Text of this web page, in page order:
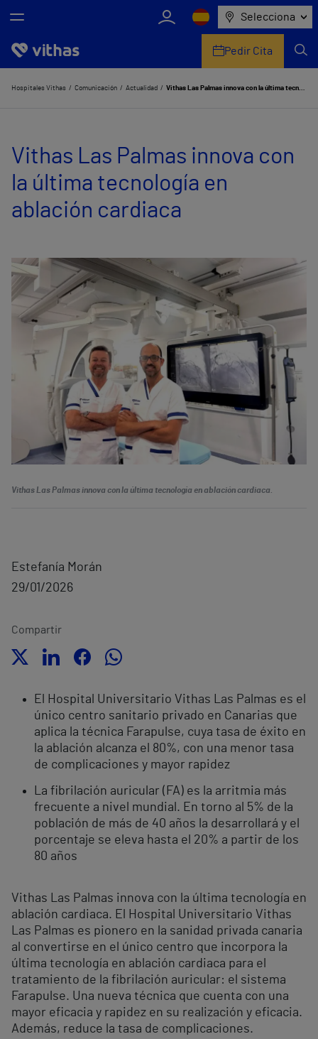
Selecciona
Nosotros
Servicios de salud
Equipo médico y asistencial
Comunicación
Pedir Cita
Hospitales Vithas Comunicación Actualidad Vithas Las Palmas innova con la última tecnología en ablación cardiaca
Vithas Las Palmas innova con
la última tecnología en
ablación cardiaca
Vithas Las Palmas innova con la última tecnología en ablación cardiaca.
Estefanía Morán
29/01/2026
Compartir
El Hospital Universitario Vithas Las Palmas es el
único centro sanitario privado en Canarias que
aplica la técnica Farapulse, cuya tasa de éxito en
la ablación alcanza el 80%, con una menor tasa
de complicaciones y mayor rapidez
La fibrilación auricular (FA) es la arritmia más
frecuente a nivel mundial. En torno al 5% de la
población de más de 40 años la desarrollará y el
porcentaje se eleva hasta el 20% a partir de los
80 años
Vithas Las Palmas innova con la última tecnología en
ablación cardiaca. El Hospital Universitario Vithas
Las Palmas es pionero en la sanidad privada canaria
al convertirse en el único centro que incorpora la
última tecnología en ablación cardiaca para el
tratamiento de la fibrilación auricular: el sistema
Farapulse. Una nueva técnica que cuenta con una
mayor eficacia y rapidez en su realización y eficacia.
Además, reduce la tasa de complicaciones.